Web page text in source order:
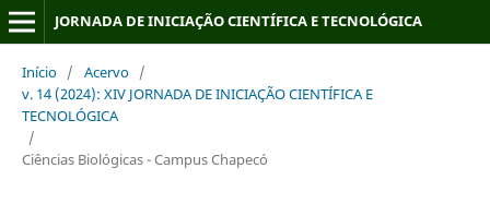
JORNADA DE INICIAÇÃO CIENTÍFICA E TECNOLÓGICA
Início / Acervo /
v. 14 (2024): XIV JORNADA DE INICIAÇÃO CIENTÍFICA E
TECNOLÓGICA
/
Ciências Biológicas - Campus Chapecó